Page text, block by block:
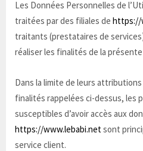
Les Données Personnelles de
traitées par des filiales de https://
traitants (prestataires de
réaliser les finalités de la
Dans la limite de leurs
finalités rappelées ci-dessus, les
susceptibles d’avoir accès aux
https://www.lebabi.netsont
service client.